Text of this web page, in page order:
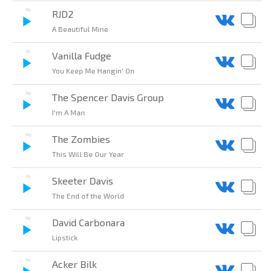
RJD2
A Beautiful Mine
Vanilla Fudge
You Keep Me Hangin' On
The Spencer Davis Group
I'm A Man
The Zombies
This Will Be Our Year
Skeeter Davis
The End of the World
David Carbonara
Lipstick
Acker Bilk